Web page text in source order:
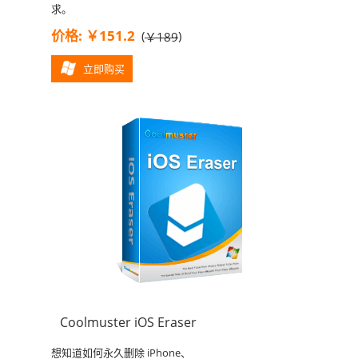
求。
价格: ￥151.2 (￥189)
立即购买
Coolmuster iOS Eraser
想知道如何永久删除 iPhone、